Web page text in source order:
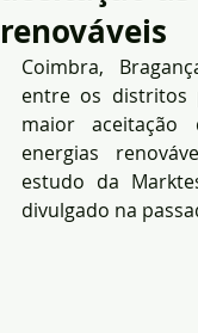
renováveis
Coimbra,
entre os distritos
maior
energias
estudo da
divulgado na